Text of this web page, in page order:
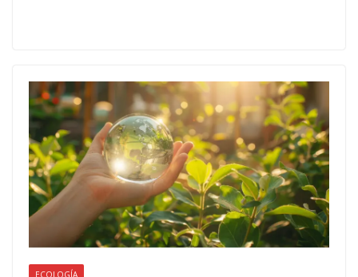
o
o
k
o
n
ar
ti
r
ECOLOGÍA